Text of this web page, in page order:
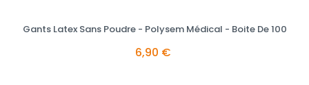
Gants Latex Sans Poudre - Polysem Médical - Boite De 100
6,90 €